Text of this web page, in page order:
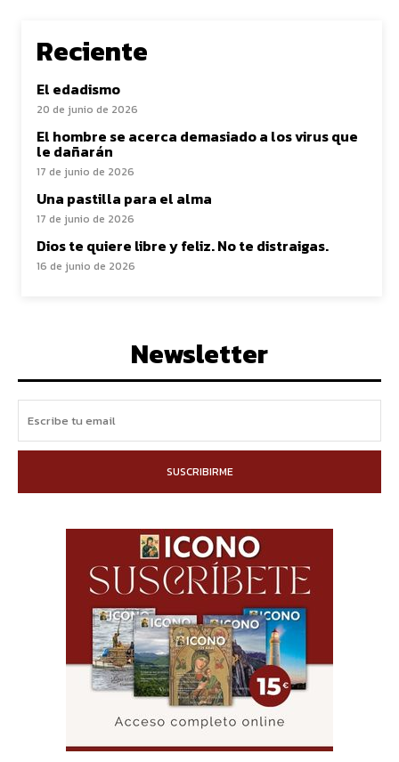
Reciente
El edadismo
20 de junio de 2026
El hombre se acerca demasiado a los virus que
le dañarán
17 de junio de 2026
Una pastilla para el alma
17 de junio de 2026
Dios te quiere libre y feliz. No te distraigas.
16 de junio de 2026
Newsletter
SUSCRIBIRME